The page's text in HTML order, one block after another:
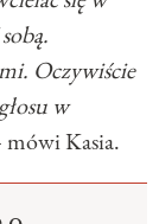
Oczywiście
w
mówi Kasia.